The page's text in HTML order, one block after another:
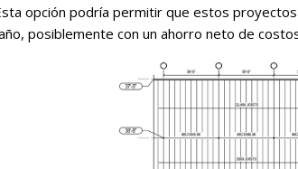
opción podría permitir que estos
posiblemente con un ahorro neto de